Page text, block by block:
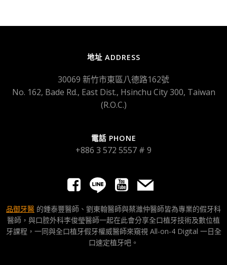
地址 ADDRESS
30069 新竹市東區八德路162號
No. 162, Bade Rd., East Dist., Hsinchu City 300, Taiwan
(R.O.C.)
電話 PHONE
+886 3 572 5557 # 9
品御牙醫 的鍾泰豐醫師、劉東翰醫師與蔡濰仲醫師皆為專業的假牙科
醫師，與口腔外科李俊瑩醫師一起在此會分享全口植牙技術及數位植
牙課程，一同與全口植牙假牙權威醫師來窺視 All-on-4 Digital 一日全
口速定植牙吧。